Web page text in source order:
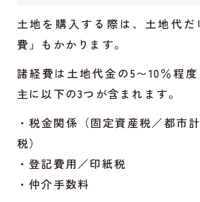
土地を購入する際は、土地代
費」もかかります。
諸経費は土地代金の5〜10％程度
主に以下の3つが含まれます。
・税金関係（固定資産税／都市
税）
・登記費用／印紙税
・仲介手数料